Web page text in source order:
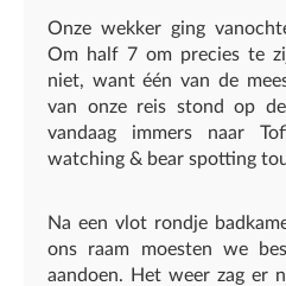
Onze wekker ging
Om half 7 om precies te
niet, want één van de
van onze reis stond op
vandaag immers naar
watching & bear spotting
Na een vlot rondje
ons raam moesten we
aandoen. Het weer zag er